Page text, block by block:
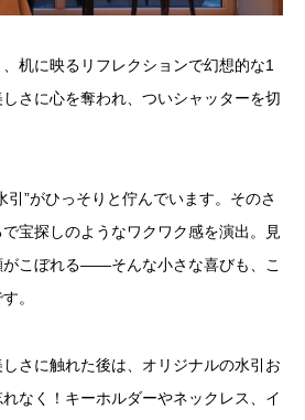
机に映るリフレクションで幻想的な1
さに心を奪われ、ついシャッターを切
引”がひっそりと佇んでいます。そのさ
宝探しのようなワクワク感を演出。見
がこぼれる――そんな小さな喜びも、こ
。
さに触れた後は、オリジナルの水引お
なく！キーホルダーやネックレス、イ